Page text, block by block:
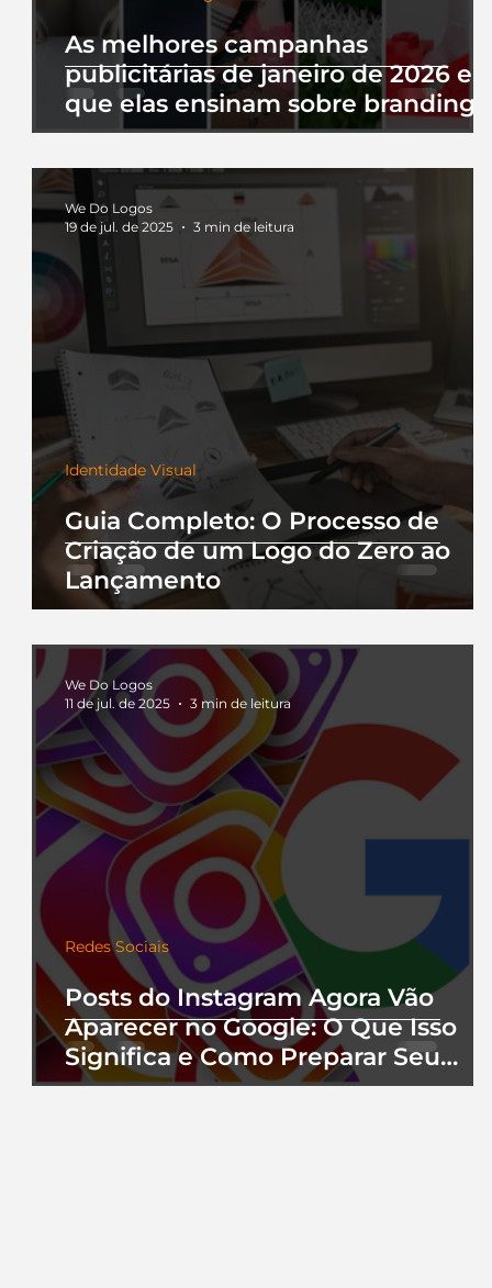
As melhores campanhas
publicitárias de janeiro de 2026 e
que elas ensinam sobre branding
Guia Completo: O Processo de
Criação de um Logo do Zero ao
Lançamento
Identidade Visual
We Do Logos
19 de jul. de 2025
3 min de leitura
Posts do Instagram Agora Vão
Aparecer no Google: O Que Isso
Significa e Como Preparar Seu
Perfil
Redes Sociais
We Do Logos
11 de jul. de 2025
3 min de leitura